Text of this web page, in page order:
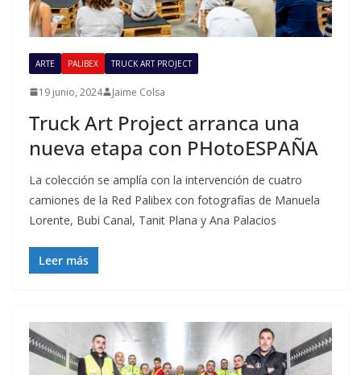
ARTE PALIBEX TRUCK ART PROJECT
19 junio, 2024 Jaime Colsa
Truck Art Project arranca una
nueva etapa con PHotoESPAÑA
La colección se amplía con la intervención de cuatro
camiones de la Red Palibex con fotografías de Manuela
Lorente, Bubi Canal, Tanit Plana y Ana Palacios
Leer más